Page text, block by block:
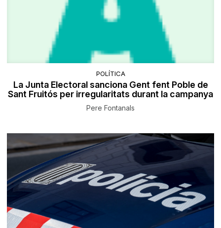
POLÍTICA
La Junta Electoral sanciona Gent fent Poble de
Sant Fruitós per irregularitats durant la campanya
Pere Fontanals